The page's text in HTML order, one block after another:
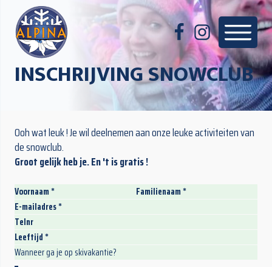
INSCHRIJVING SNOWCLUB
Ooh wat leuk ! Je wil deelnemen aan onze leuke activiteiten van
de snowclub.
Groot gelijk heb je. En 't is gratis !